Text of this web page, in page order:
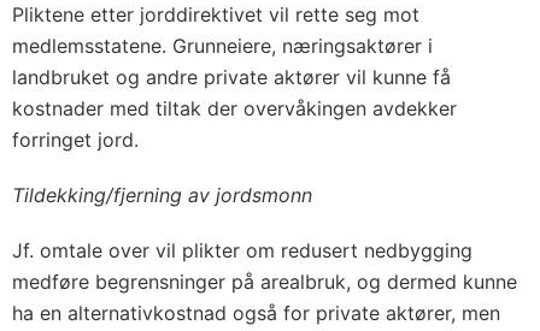
Pliktene etter jorddirektivet vil rette seg mot
medlemsstatene. Grunneiere, næringsaktører i
landbruket og andre private aktører vil kunne få
kostnader med tiltak der overvåkingen avdekker
forringet jord.
Tildekking/fjerning av jordsmonn
Jf. omtale over vil plikter om redusert nedbygging
medføre begrensninger på arealbruk, og dermed kunne
ha en alternativkostnad også for private aktører, men